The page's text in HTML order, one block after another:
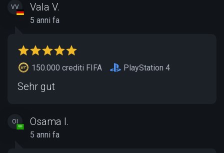
VV Vala V.
5 anni fa
150.000 crediti FIFA PlayStation 4
Sehr gut
OI Osama I.
5 anni fa